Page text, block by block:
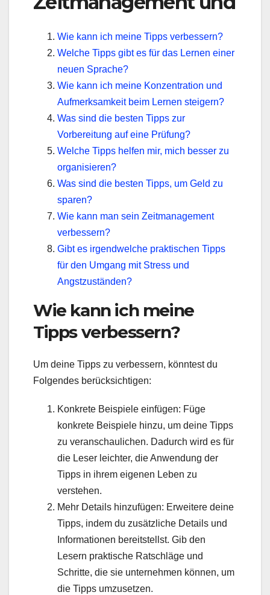
Wie kann ich meine Tipps verbessern?
Welche Tipps gibt es für das Lernen einer
neuen Sprache?
Wie kann ich meine Konzentration und
Aufmerksamkeit beim Lernen steigern?
Was sind die besten Tipps zur
Vorbereitung auf eine Prüfung?
Welche Tipps helfen mir, mich besser zu
organisieren?
Was sind die besten Tipps, um Geld zu
sparen?
Wie kann man sein Zeitmanagement
verbessern?
Gibt es irgendwelche praktischen Tipps
für den Umgang mit Stress und
Angstzuständen?
Wie kann ich meine
Tipps verbessern?
Um deine Tipps zu verbessern, könntest du
Folgendes berücksichtigen:
Konkrete Beispiele einfügen: Füge
konkrete Beispiele hinzu, um deine Tipps
zu veranschaulichen. Dadurch wird es für
die Leser leichter, die Anwendung der
Tipps in ihrem eigenen Leben zu
verstehen.
Mehr Details hinzufügen: Erweitere deine
Tipps, indem du zusätzliche Details und
Informationen bereitstellst. Gib den
Lesern praktische Ratschläge und
Schritte, die sie unternehmen können, um
die Tipps umzusetzen.